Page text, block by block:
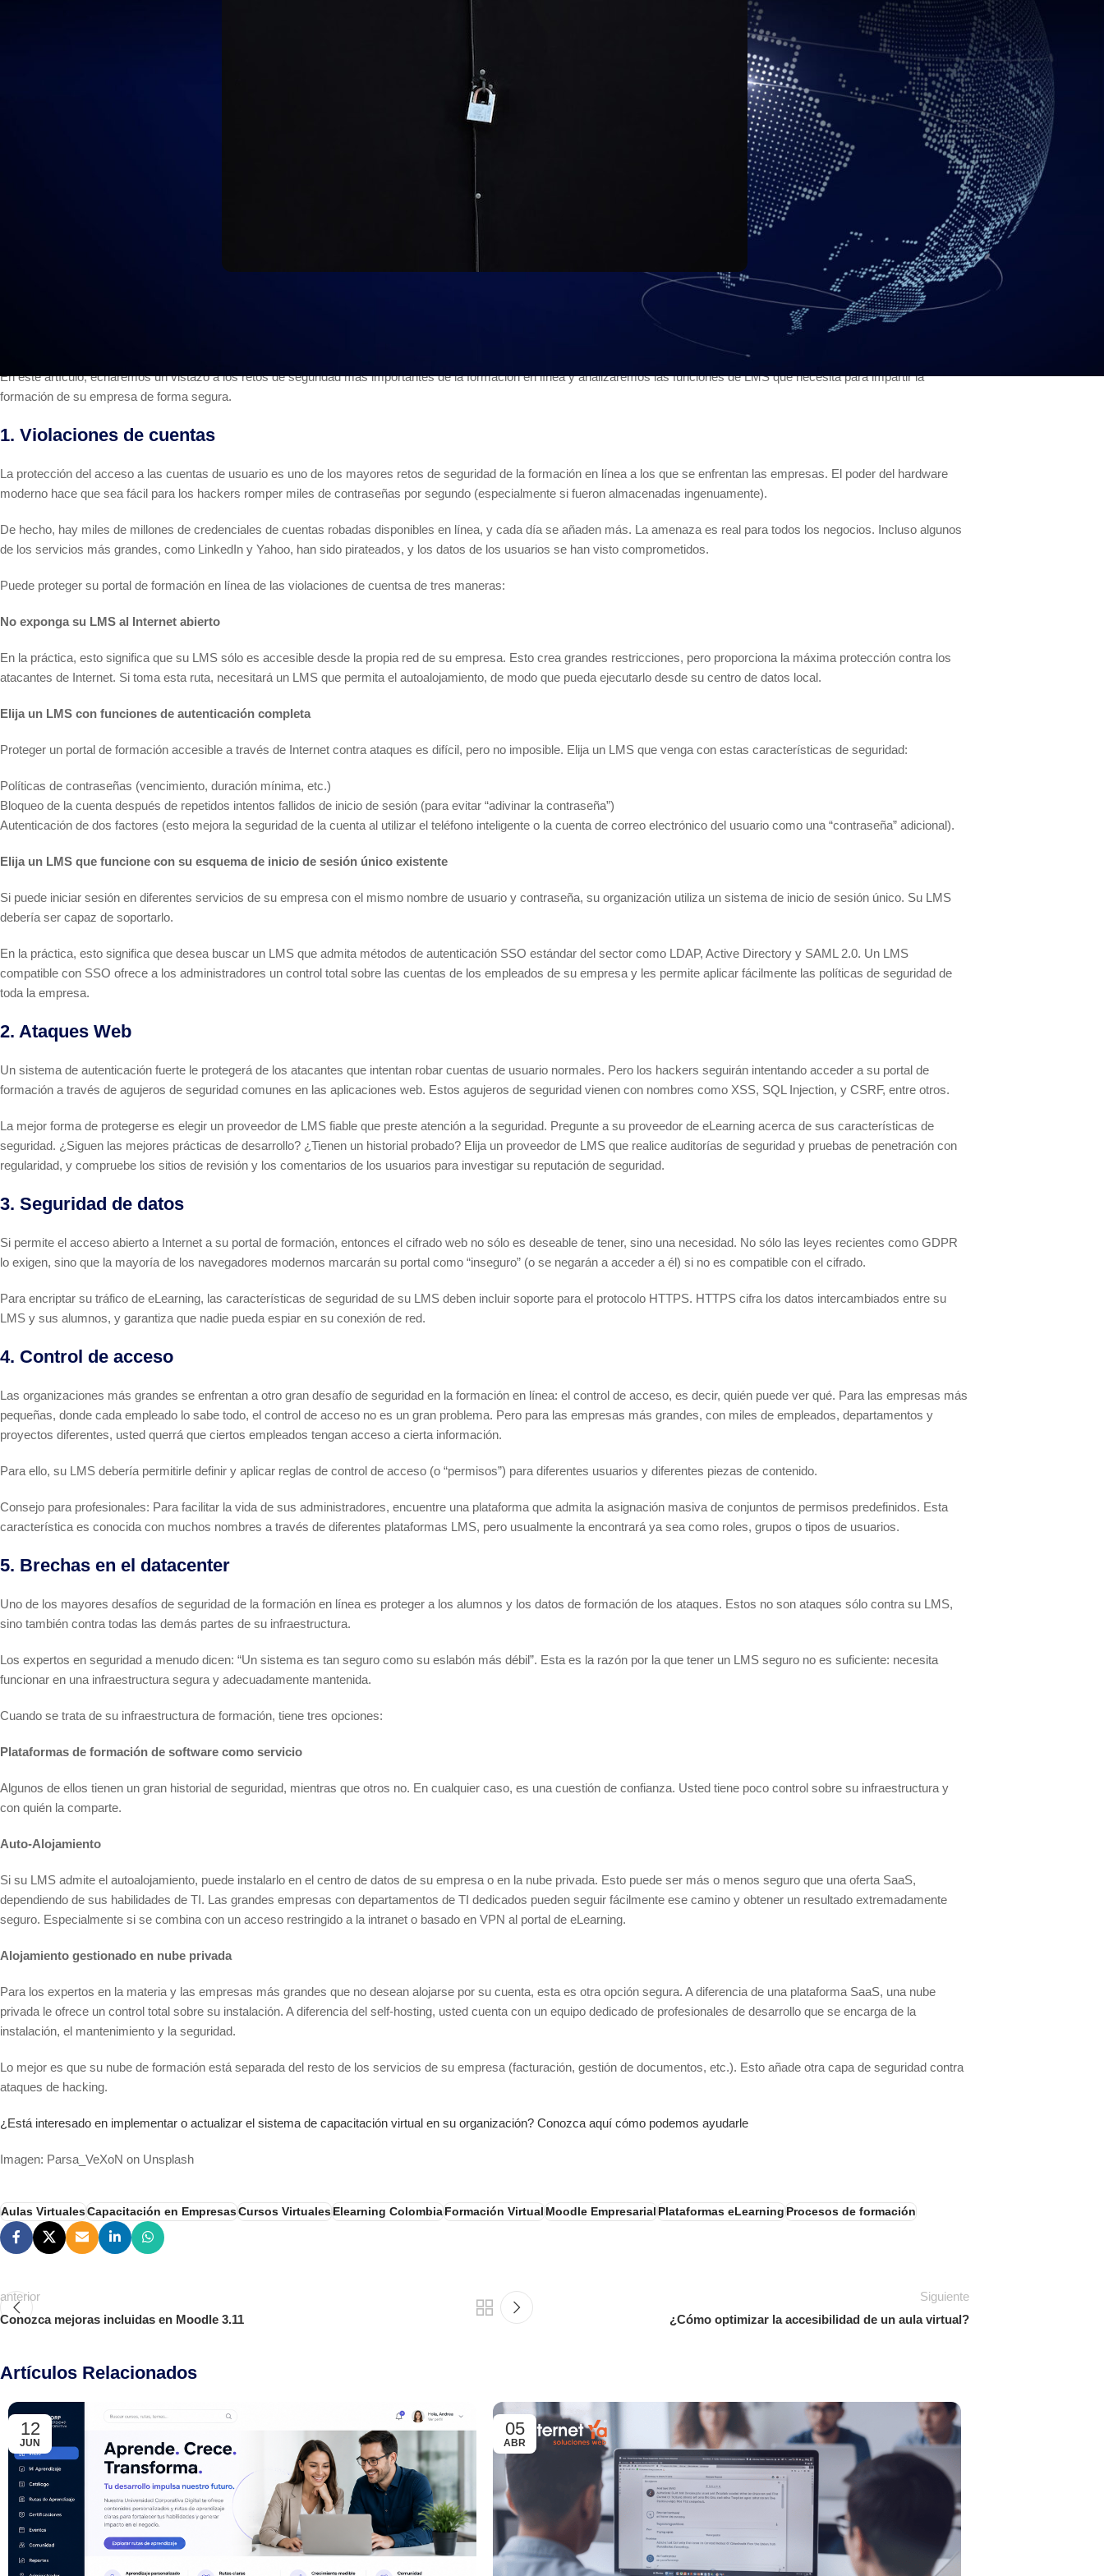
Conozca lo que necesita para mejorar seguridad de su aula virtual como para detener los ataques
En este artículo, echaremos un vistazo a los retos de seguridad más importantes de la formación en línea y analizaremos las funciones de LMS que necesita para impartir la
formación de su empresa de forma segura.
1. Violaciones de cuentas
La protección del acceso a las cuentas de usuario es uno de los mayores retos de seguridad de la formación en línea a los que se enfrentan las empresas. El poder del hardware
moderno hace que sea fácil para los hackers romper miles de contraseñas por segundo (especialmente si fueron almacenadas ingenuamente).
De hecho, hay miles de millones de credenciales de cuentas robadas disponibles en línea, y cada día se añaden más. La amenaza es real para todos los negocios. Incluso algunos
de los servicios más grandes, como LinkedIn y Yahoo, han sido pirateados, y los datos de los usuarios se han visto comprometidos.
Puede proteger su portal de formación en línea de las violaciones de cuentsa de tres maneras:
No exponga su LMS al Internet abierto
En la práctica, esto significa que su LMS sólo es accesible desde la propia red de su empresa. Esto crea grandes restricciones, pero proporciona la máxima protección contra los
atacantes de Internet. Si toma esta ruta, necesitará un LMS que permita el autoalojamiento, de modo que pueda ejecutarlo desde su centro de datos local.
Elija un LMS con funciones de autenticación completa
Proteger un portal de formación accesible a través de Internet contra ataques es difícil, pero no imposible. Elija un LMS que venga con estas características de seguridad:
Políticas de contraseñas (vencimiento, duración mínima, etc.)
Bloqueo de la cuenta después de repetidos intentos fallidos de inicio de sesión (para evitar “adivinar la contraseña”)
Autenticación de dos factores (esto mejora la seguridad de la cuenta al utilizar el teléfono inteligente o la cuenta de correo electrónico del usuario como una “contraseña” adicional).
Elija un LMS que funcione con su esquema de inicio de sesión único existente
Si puede iniciar sesión en diferentes servicios de su empresa con el mismo nombre de usuario y contraseña, su organización utiliza un sistema de inicio de sesión único. Su LMS
debería ser capaz de soportarlo.
En la práctica, esto significa que desea buscar un LMS que admita métodos de autenticación SSO estándar del sector como LDAP, Active Directory y SAML 2.0. Un LMS
compatible con SSO ofrece a los administradores un control total sobre las cuentas de los empleados de su empresa y les permite aplicar fácilmente las políticas de seguridad de
toda la empresa.
2. Ataques Web
Un sistema de autenticación fuerte le protegerá de los atacantes que intentan robar cuentas de usuario normales. Pero los hackers seguirán intentando acceder a su portal de
formación a través de agujeros de seguridad comunes en las aplicaciones web. Estos agujeros de seguridad vienen con nombres como XSS, SQL Injection, y CSRF, entre otros.
La mejor forma de protegerse es elegir un proveedor de LMS fiable que preste atención a la seguridad. Pregunte a su proveedor de eLearning acerca de sus características de
seguridad. ¿Siguen las mejores prácticas de desarrollo? ¿Tienen un historial probado? Elija un proveedor de LMS que realice auditorías de seguridad y pruebas de penetración con
regularidad, y compruebe los sitios de revisión y los comentarios de los usuarios para investigar su reputación de seguridad.
3. Seguridad de datos
Si permite el acceso abierto a Internet a su portal de formación, entonces el cifrado web no sólo es deseable de tener, sino una necesidad. No sólo las leyes recientes como GDPR
lo exigen, sino que la mayoría de los navegadores modernos marcarán su portal como “inseguro” (o se negarán a acceder a él) si no es compatible con el cifrado.
Para encriptar su tráfico de eLearning, las características de seguridad de su LMS deben incluir soporte para el protocolo HTTPS. HTTPS cifra los datos intercambiados entre su
LMS y sus alumnos, y garantiza que nadie pueda espiar en su conexión de red.
4. Control de acceso
Las organizaciones más grandes se enfrentan a otro gran desafío de seguridad en la formación en línea: el control de acceso, es decir, quién puede ver qué. Para las empresas más
pequeñas, donde cada empleado lo sabe todo, el control de acceso no es un gran problema. Pero para las empresas más grandes, con miles de empleados, departamentos y
proyectos diferentes, usted querrá que ciertos empleados tengan acceso a cierta información.
Para ello, su LMS debería permitirle definir y aplicar reglas de control de acceso (o “permisos”) para diferentes usuarios y diferentes piezas de contenido.
Consejo para profesionales: Para facilitar la vida de sus administradores, encuentre una plataforma que admita la asignación masiva de conjuntos de permisos predefinidos. Esta
característica es conocida con muchos nombres a través de diferentes plataformas LMS, pero usualmente la encontrará ya sea como roles, grupos o tipos de usuarios.
5. Brechas en el datacenter
Uno de los mayores desafíos de seguridad de la formación en línea es proteger a los alumnos y los datos de formación de los ataques. Estos no son ataques sólo contra su LMS,
sino también contra todas las demás partes de su infraestructura.
Los expertos en seguridad a menudo dicen: “Un sistema es tan seguro como su eslabón más débil”. Esta es la razón por la que tener un LMS seguro no es suficiente: necesita
funcionar en una infraestructura segura y adecuadamente mantenida.
Cuando se trata de su infraestructura de formación, tiene tres opciones:
Plataformas de formación de software como servicio
Algunos de ellos tienen un gran historial de seguridad, mientras que otros no. En cualquier caso, es una cuestión de confianza. Usted tiene poco control sobre su infraestructura y
con quién la comparte.
Auto-Alojamiento
Si su LMS admite el autoalojamiento, puede instalarlo en el centro de datos de su empresa o en la nube privada. Esto puede ser más o menos seguro que una oferta SaaS,
dependiendo de sus habilidades de TI. Las grandes empresas con departamentos de TI dedicados pueden seguir fácilmente ese camino y obtener un resultado extremadamente
seguro. Especialmente si se combina con un acceso restringido a la intranet o basado en VPN al portal de eLearning.
Alojamiento gestionado en nube privada
Para los expertos en la materia y las empresas más grandes que no desean alojarse por su cuenta, esta es otra opción segura. A diferencia de una plataforma SaaS, una nube
privada le ofrece un control total sobre su instalación. A diferencia del self-hosting, usted cuenta con un equipo dedicado de profesionales de desarrollo que se encarga de la
instalación, el mantenimiento y la seguridad.
Lo mejor es que su nube de formación está separada del resto de los servicios de su empresa (facturación, gestión de documentos, etc.). Esto añade otra capa de seguridad contra
ataques de hacking.
¿Está interesado en implementar o actualizar el sistema de capacitación virtual en su organización? Conozca aquí cómo podemos ayudarle
Imagen: Parsa_VeXoN on Unsplash
Aulas VirtualesCapacitación en EmpresasCursos VirtualesElearning ColombiaFormación Virtual Moodle Empresarial Plataformas eLearning Procesos de formación
anterior
Conozca mejoras incluidas en Moodle 3.11
Siguiente
¿Cómo optimizar la accesibilidad de un aula virtual?
Artículos Relacionados
12
JUN
05
ABR